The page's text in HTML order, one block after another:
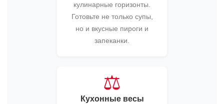
кулинарные горизонты.
Готовьте не только супы,
но и вкусные пироги и
запеканки.
⚖️
Кухонные весы